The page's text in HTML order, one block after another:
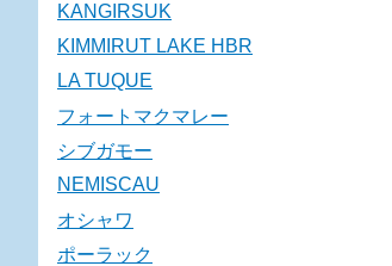
KANGIRSUK
KIMMIRUT LAKE HBR
LA TUQUE
フォートマクマレー
シブガモー
NEMISCAU
オシャワ
ポーラック